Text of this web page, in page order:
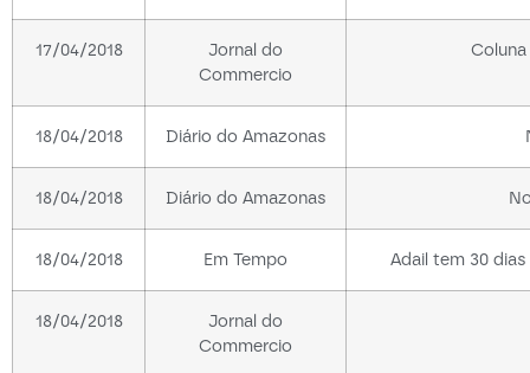
17/04/2018
Jornal do
Commercio
18/04/2018 Diário do Amazonas
18/04/2018 Diário do Amazonas
18/04/2018 Em Tempo Adail tem 30
18/04/2018
Jornal do
Commercio